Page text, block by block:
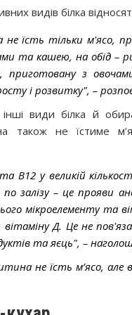
видів білка
їсть тільки м'ясо,
та кашею, на обід –
приготовану з
і розвитку", –
види білка й
також не їстиме
В12 у великій
залізу – це прояви
мікроелементу та
Д. Це не
та яєць", –
не їсть м’ясо, але